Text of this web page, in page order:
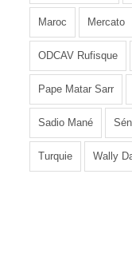
Maroc Mercato
ODCAV Rufisque
Pape Matar Sarr
Sadio Mané
Turquie Wally